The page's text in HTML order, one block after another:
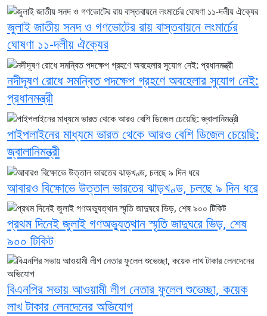
জুলাই জাতীয় সনদ ও গণভোটের রায় বাস্তবায়নে লংমার্চের
ঘোষণা ১১-দলীয় ঐক্যের
নদীদূষণ রোধে সমন্বিত পদক্ষেপ গ্রহণে অবহেলার সুযোগ নেই:
প্রধানমন্ত্রী
পাইপলাইনের মাধ্যমে ভারত থেকে আরও বেশি ডিজেল চেয়েছি:
জ্বালানিমন্ত্রী
আবারও বিক্ষোভে উত্তাল ভারতের ঝাড়খণ্ড, চলছে ৯ দিন ধরে
প্রথম দিনেই জুলাই গণঅভ্যুত্থান স্মৃতি জাদুঘরে ভিড়, শেষ
৯০০ টিকিট
বিএনপির সভায় আওয়ামী লীগ নেতার ফুলেল শুভেচ্ছা, কয়েক
লাখ টাকার লেনদেনের অভিযোগ